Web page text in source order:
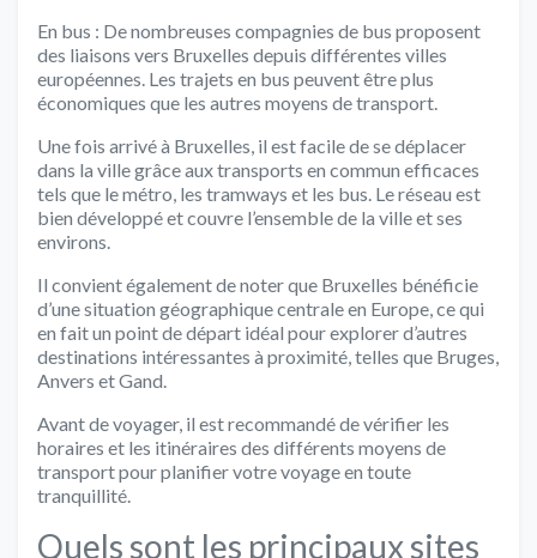
En bus : De nombreuses compagnies de bus proposent
des liaisons vers Bruxelles depuis différentes villes
européennes. Les trajets en bus peuvent être plus
économiques que les autres moyens de transport.
Une fois arrivé à Bruxelles, il est facile de se déplacer
dans la ville grâce aux transports en commun efficaces
tels que le métro, les tramways et les bus. Le réseau est
bien développé et couvre l’ensemble de la ville et ses
environs.
Il convient également de noter que Bruxelles bénéficie
d’une situation géographique centrale en Europe, ce qui
en fait un point de départ idéal pour explorer d’autres
destinations intéressantes à proximité, telles que Bruges,
Anvers et Gand.
Avant de voyager, il est recommandé de vérifier les
horaires et les itinéraires des différents moyens de
transport pour planifier votre voyage en toute
tranquillité.
Quels sont les principaux sites